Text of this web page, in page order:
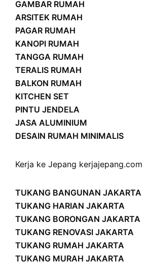
GAMBAR RUMAH
ARSITEK RUMAH
PAGAR RUMAH
KANOPI RUMAH
TANGGA RUMAH
TERALIS RUMAH
BALKON RUMAH
KITCHEN SET
PINTU JENDELA
JASA ALUMINIUM
DESAIN RUMAH MINIMALIS
Kerja ke Jepang kerjajepang.com
TUKANG BANGUNAN JAKARTA
TUKANG HARIAN JAKARTA
TUKANG BORONGAN JAKARTA
TUKANG RENOVASI JAKARTA
TUKANG RUMAH JAKARTA
TUKANG MURAH JAKARTA